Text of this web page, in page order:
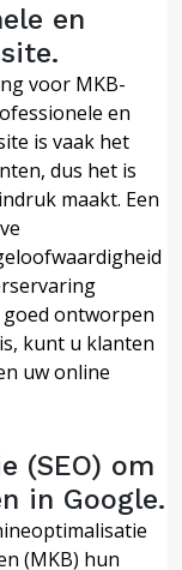
en
voor MKB-
en
is vaak het
dus het is
maakt. Een
ontworpen
kunt u klanten
uw online
(SEO) om
in Google.
(MKB) hun